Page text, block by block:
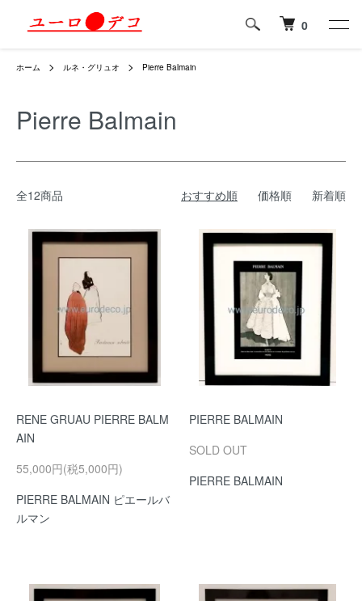
0
ホーム ルネ・グリュオ Pierre Balmain
Pierre Balmain
全12商品 おすすめ順 価格順 新着順
RENE GRUAU PIERRE BALM
AIN
55,000円(税5,000円)
PIERRE BALMAIN ピエールバ
ルマン
PIERRE BALMAIN
SOLD OUT
PIERRE BALMAIN